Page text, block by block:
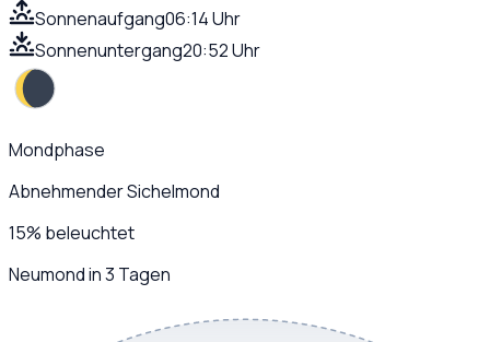
Sonnenaufgang06:14 Uhr
Sonnenuntergang20:52 Uhr
Mondphase
Abnehmender Sichelmond
15% beleuchtet
Neumond in 3 Tagen